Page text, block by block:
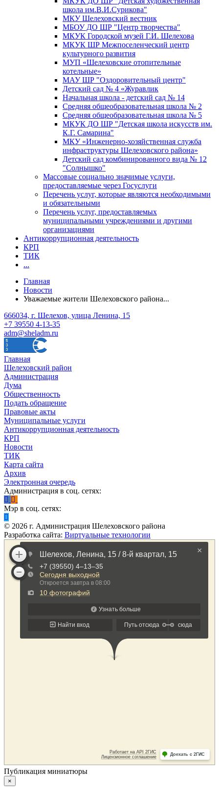
школа им.В.И.Сурикова"
МКУ Шелеховский вестник
МБОУ ДО ШР "Центр творчества"
МКУК Городской музей Г.И. Шелехова
МКУК ШР Межпоселенческий центр
культурного развития
МУП «Шелеховские отопительные
котельные»
МАУ ШР "Оздоровительный центр"
Детский сад № 4 «Журавлик
Начальная школа - детский сад № 14
Средняя общеобразовательная школа № 2
Средняя общеобразовательная школа № 5
МКУК ДО ШР "Детская школа искусств им.
К.Г. Самарина"
МКУ «Инженерно-хозяйственная служба
инфраструктуры Шелеховского района»
Детский сад комбинированного вида № 12
"Солнышко"
Массовые социально значимые услуги,
предоставляемые через Госуслуги
Перечень услуг, которые являются необходимыми
и обязательными
Перечень услуг, предоставляемых
муниципальными учреждениями и другими
организациями
Антикоррупционная деятельность
КРП
ТИК
...
Главная
Новости
Уважаемые жители Шелеховского района...
666034, г. Шелехов, улица Ленина, 15
+7 39550 4-13-35
adm@sheladm.ru
Главная
Шелеховский район
Администрация
Дума
Общественность
Подать обращение
Правовые акты
Муниципальные услуги
Антикоррупционная деятельность
КРП
Новости
ТИК
Карта сайта
Архив
Электронная очередь
Администрация в соц. сетях:
Мэр в соц. сетях:
© 2026 г. Администрация Шелеховского района
Разработка сайта: Виртуальные технологии
Публикация миниатюры
×